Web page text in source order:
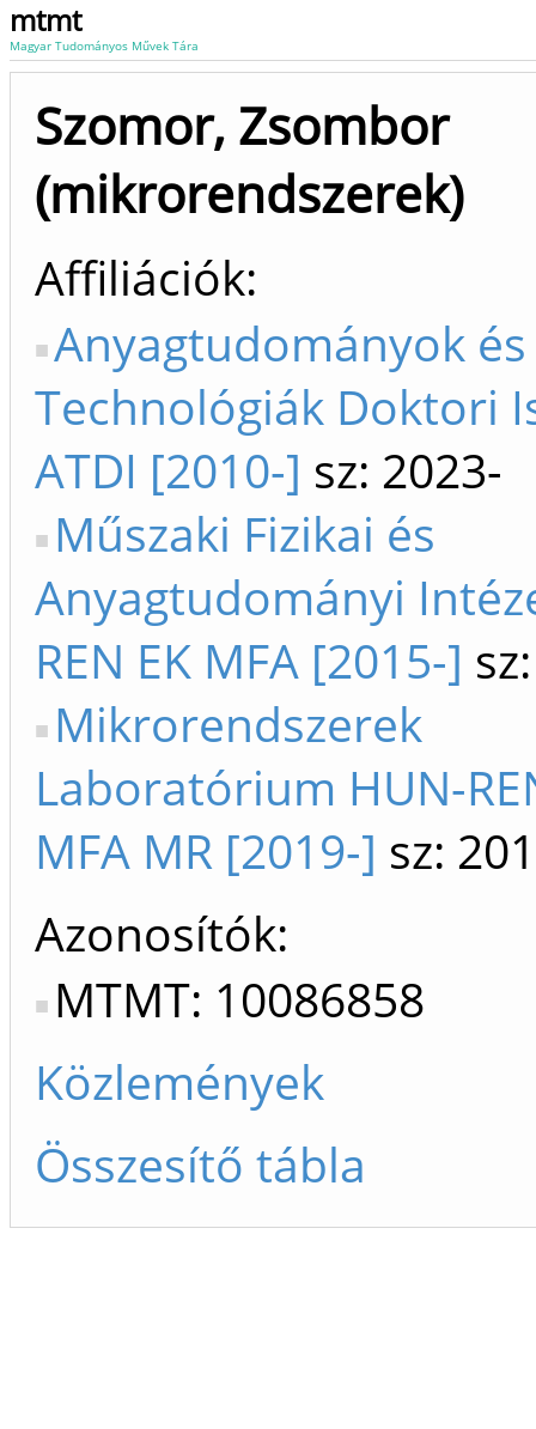
mtmt
Magyar Tudományos Művek Tára
Szomor, Zsombor
(mikrorendszerek)
Affiliációk
Anyagtudományok és
Technológiák Doktori
ATDI [2010-] sz: 2023-
Műszaki Fizikai és
Anyagtudományi
REN EK MFA [2015-]
Mikrorendszerek
Laboratórium HUN-
MFA MR [2019-] sz:
Azonosítók
MTMT: 10086858
Közlemények
Összesítő tábla